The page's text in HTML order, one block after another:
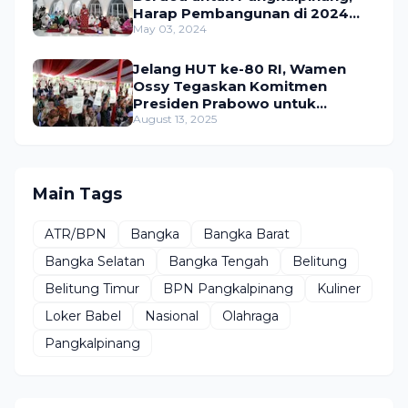
Harap Pembangunan di 2024
Berjalan Lancar
May 03, 2024
Jelang HUT ke-80 RI, Wamen
Ossy Tegaskan Komitmen
Presiden Prabowo untuk
Menyejahterakan Rakyat
August 13, 2025
Main Tags
ATR/BPN Bangka
Bangka Barat
Bangka Selatan
Bangka Tengah
Belitung
Belitung Timur
BPN Pangkalpinang
Kuliner
Loker Babel
Nasional
Olahraga
Pangkalpinang